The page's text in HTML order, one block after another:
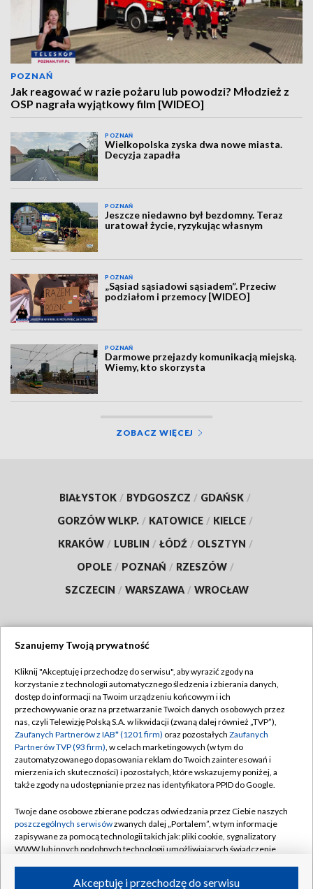
POZNAŃ
Jak reagować w razie pożaru lub powodzi? Młodzież z
OSP nagrała wyjątkowy film [WIDEO]
POZNAŃ
Wielkopolska zyska dwa nowe miasta.
Decyzja zapadła
POZNAŃ
Jeszcze niedawno był bezdomny. Teraz
uratował życie, ryzykując własnym
POZNAŃ
„Sąsiad sąsiadowi sąsiadem”. Przeciw
podziałom i przemocy [WIDEO]
POZNAŃ
Darmowe przejazdy komunikacją miejską.
Wiemy, kto skorzysta
ZOBACZ WIĘCEJ
BIAŁYSTOK / BYDGOSZCZ / GDAŃSK /
GORZÓW WLKP. / KATOWICE / KIELCE /
KRAKÓW / LUBLIN / ŁÓDŹ / OLSZTYN /
OPOLE / POZNAŃ / RZESZÓW /
SZCZECIN / WARSZAWA / WROCŁAW
TVP
Abonament TVP
Emisja w TVP
Centrum informacji TVP
Naziemna Telewizja Cyfrowa
Rada Programowa
System NOS
Informacje o nadawcy
Regulamin TVP
Polityka prywatności
Moje zgody
Pomoc
Kontakt
Kanały
Szanujemy Twoją prywatność
Kliknij "Akceptuję i przechodzę do serwisu", aby wyrazić zgody na
korzystanie z technologii automatycznego śledzenia i zbierania danych,
dostęp do informacji na Twoim urządzeniu końcowym i ich
przechowywanie oraz na przetwarzanie Twoich danych osobowych przez
nas, czyli Telewizję Polską S.A. w likwidacji (zwaną dalej również „TVP”),
Zaufanych Partnerów z IAB* (1201 firm) oraz pozostałych Zaufanych
Partnerów TVP (93 firm), w celach marketingowych (w tym do
zautomatyzowanego dopasowania reklam do Twoich zainteresowań i
mierzenia ich skuteczności) i pozostałych, które wskazujemy poniżej, a
także zgody na udostępnianie przez nas identyfikatora PPID do Google.
Twoje dane osobowe zbierane podczas odwiedzania przez Ciebie naszych
poszczególnych serwisówzwanych dalej „Portalem”, w tym informacje
zapisywane za pomocą technologii takich jak: pliki cookie, sygnalizatory
WWW lub innych podobnych technologii umożliwiających świadczenie
ruchu w Internecie.Akceptuję i przechodzę do serwisu